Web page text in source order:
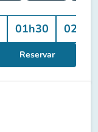
01h30 02h00
Reservar